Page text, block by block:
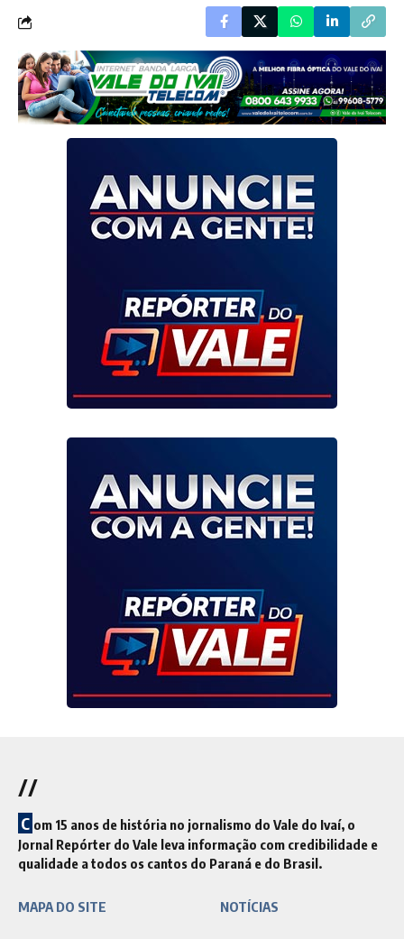
//
C om 15 anos de história no jornalismo do Vale do Ivaí, o
Jornal Repórter do Vale leva informação com credibilidade e
qualidade a todos os cantos do Paraná e do Brasil.
MAPA DO SITE NOTÍCIAS